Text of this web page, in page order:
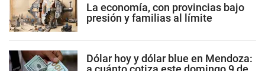
La economía, con provincias bajo
presión y familias al límite
Dólar hoy y dólar blue en Mendoza: